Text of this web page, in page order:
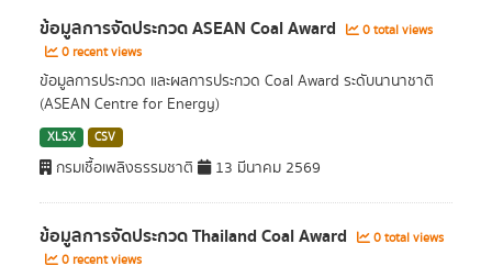
ข้อมูลการจัดประกวด ASEAN Coal Award
0 total views
0 recent views
ข้อมูลการประกวด และผลการประกวด Coal Award ระดับนานาชาติ
(ASEAN Centre for Energy)
XLSX CSV
กรมเชื้อเพลิงธรรมชาติ 13 มีนาคม 2569
ข้อมูลการจัดประกวด Thailand Coal Award
0 total views
0 recent views